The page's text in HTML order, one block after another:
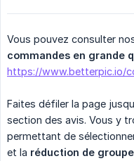
Vous pouvez consulter
commandes en grande
https://www.betterpic.io/
Faites défiler la page
section des avis. Vous y
permettant de
et la réduction de